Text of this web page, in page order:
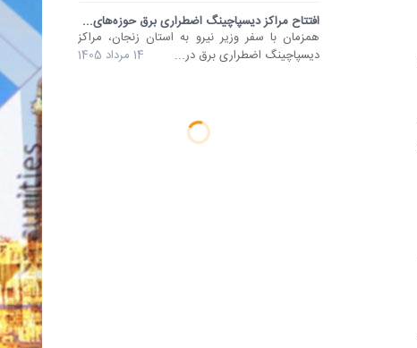
افتتاح مراکز دیسپاچینگ اضطراری برق حوزه‌های...
همزمان با سفر وزیر نیرو به استان زنجان، مراکز
دیسپاچینگ اضطراری برق در...
14 مرداد 1405